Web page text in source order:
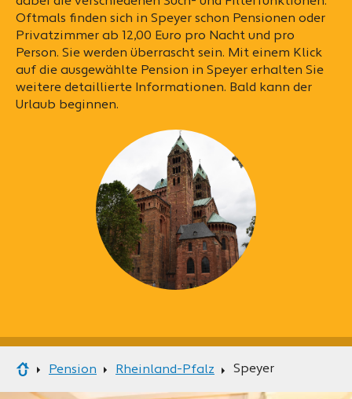
Oftmals finden sich in Speyer schon Pensionen oder
Privatzimmer ab 12,00 Euro pro Nacht und pro
Person. Sie werden überrascht sein. Mit einem Klick
auf die ausgewählte Pension in Speyer erhalten Sie
weitere detaillierte Informationen. Bald kann der
Urlaub beginnen.
Pension Rheinland-Pfalz Speyer